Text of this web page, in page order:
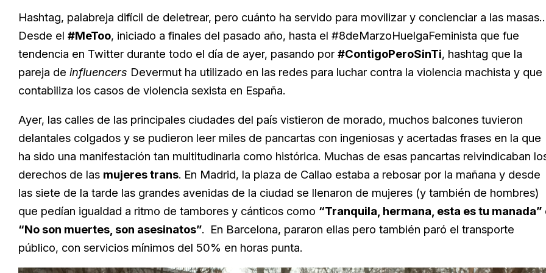
Hashtag, palabreja difícil de deletrear, pero cuánto ha servido para movilizar y concienciar a las
Desde el #MeToo, iniciado a finales del pasado año, hasta el #8deMarzoHuelgaFeminista que fue
tendencia en Twitter durante todo el día de ayer, pasando por #ContigoPeroSinTi, hashtag que la
pareja de influencers Devermut ha utilizado en las redes para luchar contra la violencia machista y que
contabiliza los casos de violencia sexista en España.
Ayer, las calles de las principales ciudades del país vistieron de morado, muchos balcones tuvieron
delantales colgados y se pudieron leer miles de pancartas con ingeniosas y acertadas frases en la que
ha sido una manifestación tan multitudinaria como histórica. Muchas de esas pancartas reivindicaban
derechos de las mujeres trans. En Madrid, la plaza de Callao estaba a rebosar por la mañana y desde
las siete de la tarde las grandes avenidas de la ciudad se llenaron de mujeres (y también de hombres)
que pedían igualdad a ritmo de tambores y cánticos como “Tranquila, hermana, esta es tu manada”
“No son muertes, son asesinatos”. En Barcelona, pararon ellas pero también paró el transporte
público, con servicios mínimos del 50% en horas punta.